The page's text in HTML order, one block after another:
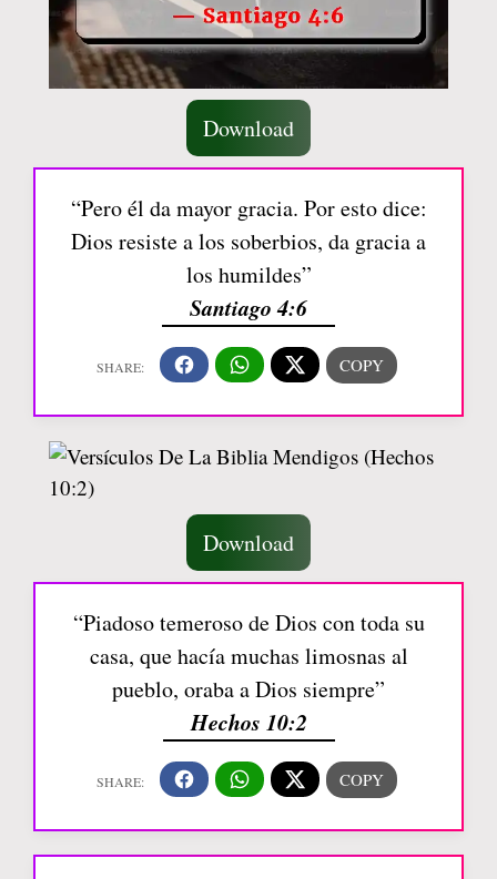
Download
“Pero él da mayor gracia. Por esto dice:
Dios resiste a los soberbios, da gracia a
los humildes”
Santiago 4:6
Download
“Piadoso temeroso de Dios con toda su
casa, que hacía muchas limosnas al
pueblo, oraba a Dios siempre”
Hechos 10:2